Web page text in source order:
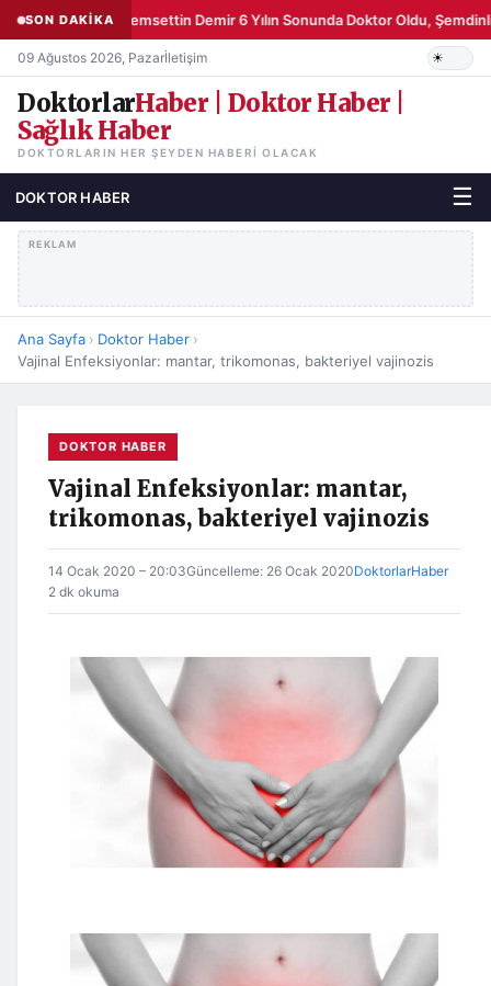
SON DAKİKA Şemsettin Demir 6 Yılın Sonunda Doktor Oldu,
09 Ağustos 2026, Pazarİletişim
DoktorlarHaber | Doktor Haber |
Sağlık Haber
DOKTORLARIN HER ŞEYDEN HABERI OLACAK
DOKTOR HABER ☰
REKLAM
Ana Sayfa › Doktor Haber ›
Vajinal Enfeksiyonlar: mantar, trikomonas, bakteriyel vajinozis
DOKTOR HABER
Vajinal Enfeksiyonlar: mantar,
trikomonas, bakteriyel vajinozis
14 Ocak 2020 – 20:03Güncelleme: 26 Ocak 2020DoktorlarHaber
2 dk okuma